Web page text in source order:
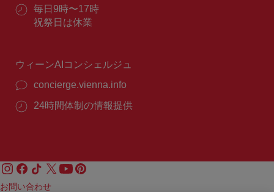
ル：
番
号：
営
業
毎日9時〜17時
祝祭日は休業
ウィーンAIコンシェルジュ
concierge.vienna.info
24時間体制の情報提供
お問い合わせ